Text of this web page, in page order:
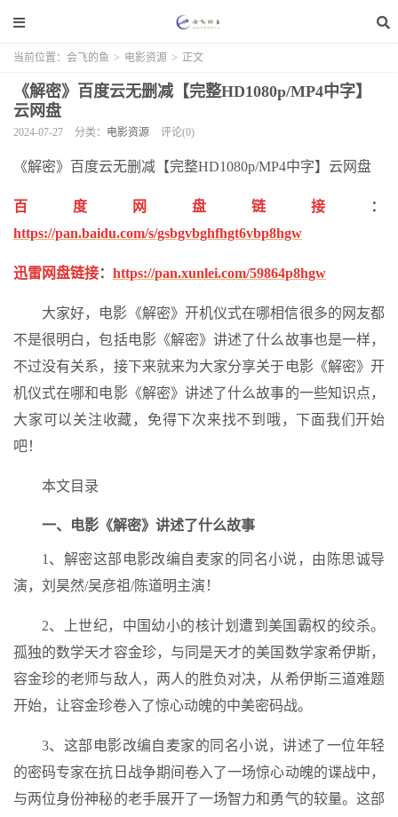
当前位置： 会飞的鱼 > 电影资源 > 正文
《解密》百度云无删减【完整HD1080p/MP4中字】
云网盘
2024-07-27 分类： 电影资源 评论(0)
《解密》百度云无删减【完整HD1080p/MP4中字】云网盘
百度网盘链接
：
https://pan.baidu.com/s/gsbgvbghfhgt6vbp8hgw
迅雷网盘链接： https://pan.xunlei.com/59864p8hgw
大家好，电影《解密》开机仪式在哪相信很多的网友都
不是很明白，包括电影《解密》讲述了什么故事也是一样，
不过没有关系，接下来就来为大家分享关于电影《解密》开
机仪式在哪和电影《解密》讲述了什么故事的一些知识点，
大家可以关注收藏，免得下次来找不到哦，下面我们开始
吧！
本文目录
一、电影《解密》讲述了什么故事
1、解密这部电影改编自麦家的同名小说，由陈思诚导
演，刘昊然/吴彦祖/陈道明主演！
2、上世纪，中国幼小的核计划遭到美国霸权的绞杀。
孤独的数学天才容金珍，与同是天才的美国数学家希伊斯，
容金珍的老师与敌人，两人的胜负对决，从希伊斯三道难题
开始，让容金珍卷入了惊心动魄的中美密码战。
3、这部电影改编自麦家的同名小说，讲述了一位年轻
的密码专家在抗日战争期间卷入了一场惊心动魄的谍战中，
与两位身份神秘的老手展开了一场智力和勇气的较量。这部